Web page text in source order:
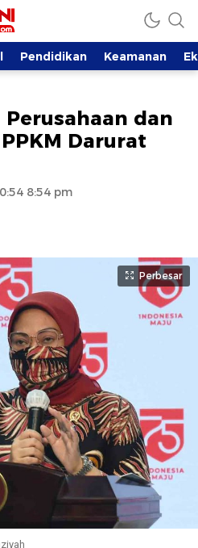
Pendidikan Keamanan
dan
Darurat
8:54 pm
Perbesar